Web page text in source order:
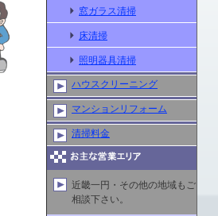
窓ガラス清掃
床清掃
照明器具清掃
ハウスクリーニング
マンションリフォーム
清掃料金
近畿一円・その他の地域もご
相談下さい。